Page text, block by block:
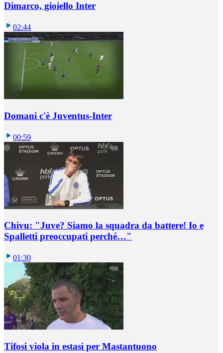
Dimarco, gioiello Inter
02:44
Domani c'è Juventus-Inter
00:59
Chivu: "Juve? Siamo la squadra da battere! Io e
Spalletti preoccupati perché…"
01:30
Tifosi viola in estasi per Mastantuono